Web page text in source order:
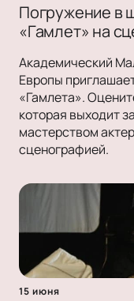
Погружение в
«Гамлет» на
Академический
Европы
«Гамлета».
которая выходит
мастерством
сценографией.
15 июня